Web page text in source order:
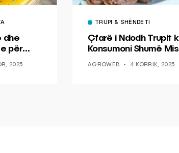
dhe
për
2025
TRUPI & SHËNDETI
Çfarë i Ndodh Trupit
Konsumoni Shumë
AGROWEB 4 KORRIK, 2025